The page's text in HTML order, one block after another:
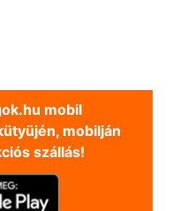
mobil
mobilján
szállás!